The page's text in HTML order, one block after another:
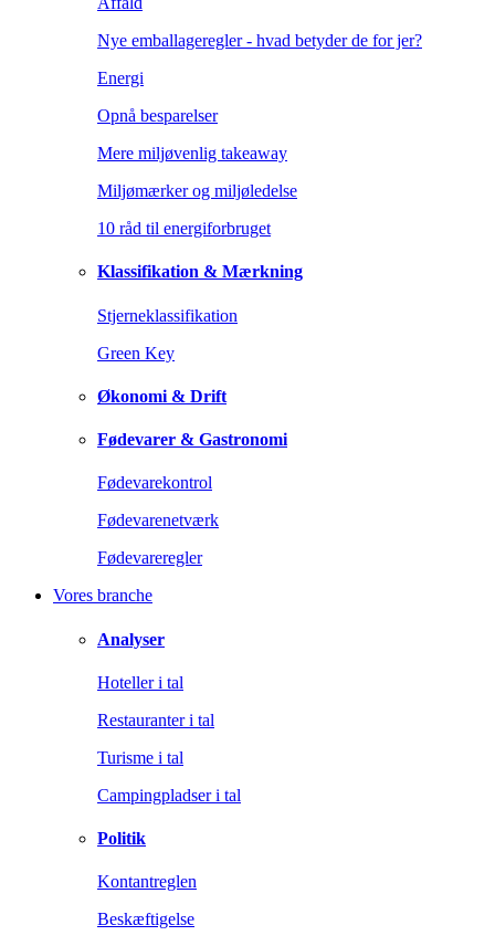
Nye emballageregler - hvad betyder de for jer?
Energi
Opnå besparelser
Mere miljøvenlig takeaway
Miljømærker og miljøledelse
10 råd til energiforbruget
Klassifikation & Mærkning
Stjerneklassifikation
Green Key
Økonomi & Drift
Fødevarer & Gastronomi
Fødevarekontrol
Fødevarenetværk
Fødevareregler
Vores branche
Analyser
Hoteller i tal
Restauranter i tal
Turisme i tal
Campingpladser i tal
Politik
Kontantreglen
Beskæftigelse